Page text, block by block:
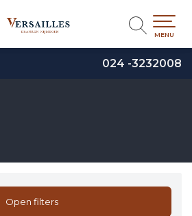
024 -3232008
MENU
Open filters